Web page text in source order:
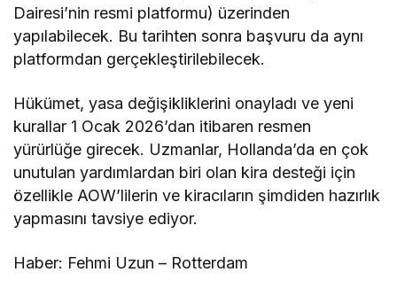
Dairesi’nin resmi platformu) üzerinden
yapılabilecek. Bu tarihten sonra başvuru da aynı
platformdan gerçekleştirilebilecek.
Hükümet, yasa değişikliklerini onayladı ve yeni
kurallar 1 Ocak 2026’dan itibaren resmen
yürürlüğe girecek. Uzmanlar, Hollanda’da en çok
unutulan yardımlardan biri olan kira desteği için
özellikle AOW’lilerin ve kiracıların şimdiden hazırlık
yapmasını tavsiye ediyor.
Haber: Fehmi Uzun – Rotterdam